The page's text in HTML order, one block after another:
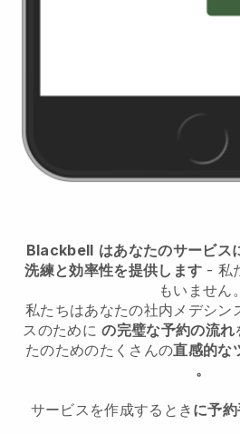
Blackbell はあなたのサービス
洗練と効率性を提供します - 私
もいません。
私たちはあなたの社内メデシン
スのために の完璧な予約の流れ
たのためのたくさんの直感的な
。
サービスを作成するとき に予